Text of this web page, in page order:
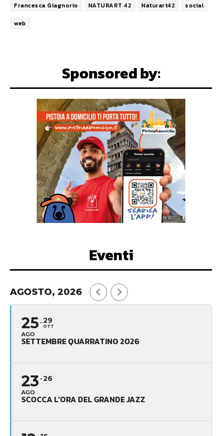
Francesca Giagnorio
NATURART 42 Naturart42
social
web
Sponsored by:
Eventi
AGOSTO, 2026
25
AGO
29
OTT
SETTEMBRE QUARRATINO 2026
23
AGO
26
SCOCCA L’ORA DEL GRANDE JAZZ